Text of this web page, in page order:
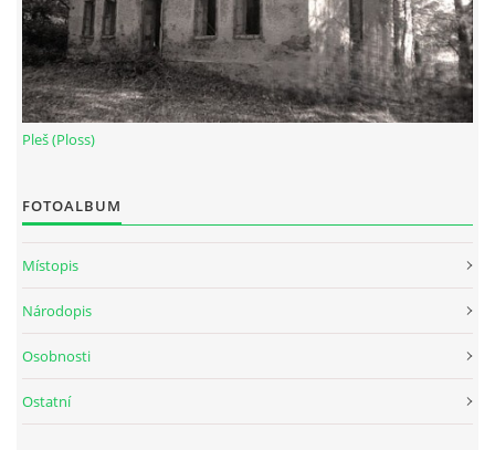
Pleš (Ploss)
FOTOALBUM
Místopis
Národopis
Osobnosti
Ostatní